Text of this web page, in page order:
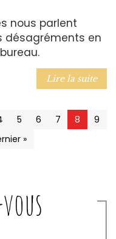
nous parlent
désagréments en
Lire la suite
5 6 7 8
9
»